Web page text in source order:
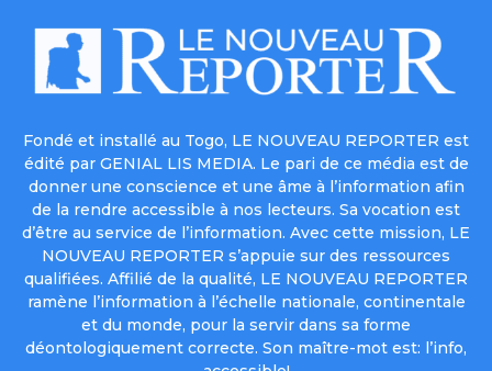
Fondé et installé au Togo, LE NOUVEAU REPORTER est
édité par GENIAL LIS MEDIA. Le pari de ce média est de
donner une conscience et une âme à l’information afin
de la rendre accessible à nos lecteurs. Sa vocation est
d’être au service de l’information. Avec cette mission, LE
NOUVEAU REPORTER s’appuie sur des ressources
qualifiées. Affilié de la qualité, LE NOUVEAU REPORTER
ramène l’information à l’échelle nationale, continentale
et du monde, pour la servir dans sa forme
déontologiquement correcte. Son maître-mot est: l’info,